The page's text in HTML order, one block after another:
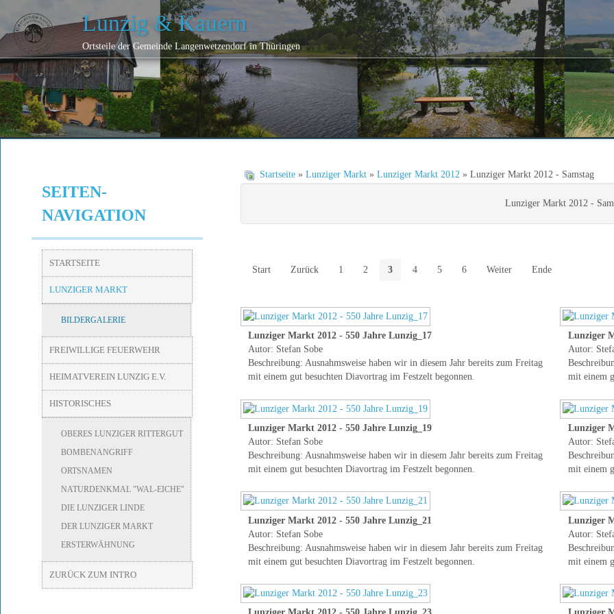
Lunzig & Kauern
Ortsteile der Gemeinde Langenwetzendorf in Thüringen
SEITEN-
NAVIGATION
STARTSEITE
LUNZIGER MARKT
BILDERGALERIE
FREIWILLIGE FEUERWEHR
HEIMATVEREIN LUNZIG E.V.
HISTORISCHES
OBERES LUNZIGER RITTERGUT
BOMBENANGRIFF
ORTSNAMEN
NATURDENKMAL "WAL-EICHE"
DIE LUNZIGER LINDE
DER LUNZIGER MARKT
ERSTERWÄHNUNG
ZURÜCK ZUM INTRO
Startseite » Lunziger Markt » Lunziger Markt 2012 » Lunziger Markt 2012 - Samstag
Lunziger Markt 2012 -
Start Zurück 1 2 3 4 5 6 Weiter Ende
Lunziger Markt 2012 - 550 Jahre Lunzig_17
Autor: Stefan Sobe
Beschreibung: Ausnahmsweise haben wir in diesem Jahr bereits zum Freitag
mit einem gut besuchten Diavortrag im Festzelt begonnen.
Lunziger
Autor:
mit einem
Lunziger Markt 2012 - 550 Jahre Lunzig_19
Autor: Stefan Sobe
Beschreibung: Ausnahmsweise haben wir in diesem Jahr bereits zum Freitag
mit einem gut besuchten Diavortrag im Festzelt begonnen.
Lunziger
Autor:
mit einem
Lunziger Markt 2012 - 550 Jahre Lunzig_21
Autor: Stefan Sobe
Beschreibung: Ausnahmsweise haben wir in diesem Jahr bereits zum Freitag
mit einem gut besuchten Diavortrag im Festzelt begonnen.
Lunziger
Autor:
mit einem